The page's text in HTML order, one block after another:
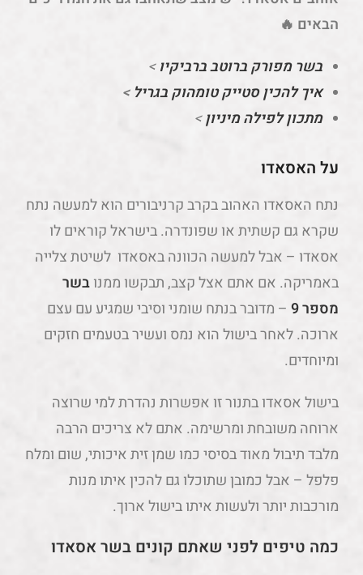
הבאים 🔥
בשר מפורק ברוטב ברביקיו>
איך להכין סטייק טומהוק בגריל >
מתכון לפילה מיניון>
על האסאדו
נתח האסאדו האהוב בקרב קרניבורים הוא למעשה נתח
שקרא גם קשתית או שפונדרה. בישראל קוראים לו
אסאדו – אבל למעשה הכוונה באסאדו לשיטת צלייה
באמריקה. אם אתם אצל קצב, תבקשו ממנובשר
מספר 9
– מדובר בנתח שומני וסיבי שמגיע עם עצם
ארוכה. לאחר בישול הוא נמס ועשיר בטעמים חזקים
ומיוחדים.
בישול אסאדו בתנור זו אפשרות נהדרת למי שרוצה
ארוחה משובחת ומרשימה. אתם לא צריכים הרבה
מלבד תיבול מאוד בסיסי כמו שמן זית איכותי, שום ומלח
פלפל – אבל כמובן שתוכלו גם להכין איתו מנות
מורכבות יותר ולעשות איתו בישול ארוך.
כמה טיפים לפני שאתם קונים בשר אסאדו